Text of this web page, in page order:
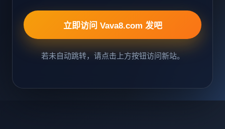
立即访问 Vava8.com 发吧
若未自动跳转，请点击上方按钮访问新站。